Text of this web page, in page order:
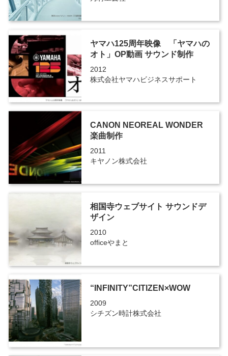
ヤマハ125周年映像 「ヤマハの
オト」OP動画 サウンド制作
2012
株式会社ヤマハビジネスサポート
CANON NEOREAL WONDER
楽曲制作
2011
キヤノン株式会社
相国寺ウェブサイト サウンドデ
ザイン
2010
officeやまと
“INFINITY”CITIZEN×WOW
2009
シチズン時計株式会社